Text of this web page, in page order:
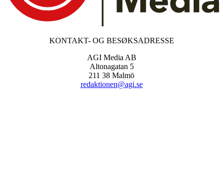
KONTAKT- OG BESØKSADRESSE
AGI Media AB
Altonagatan 5
211 38 Malmö
redaktionen@agi.se